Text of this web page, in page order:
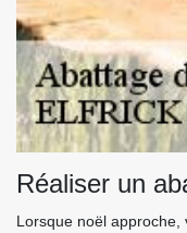
Réaliser un
Lorsque noël approche,